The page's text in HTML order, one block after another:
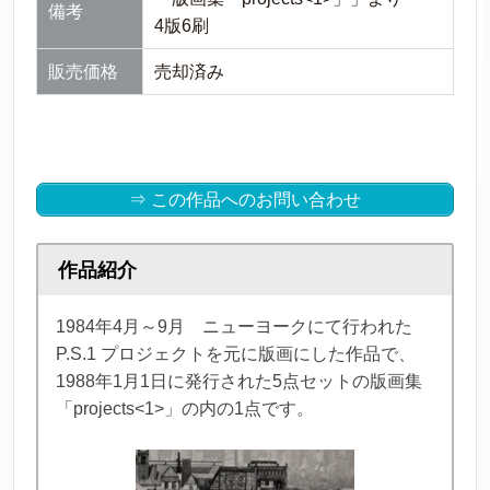
備考
4版6刷
販売価格 売却済み
⇒ この作品へのお問い合わせ
作品紹介
1984年4月～9月 ニューヨークにて行われた
P.S.1 プロジェクトを元に版画にした作品で、
1988年1月1日に発行された5点セットの版画集
「projects<1>」の内の1点です。